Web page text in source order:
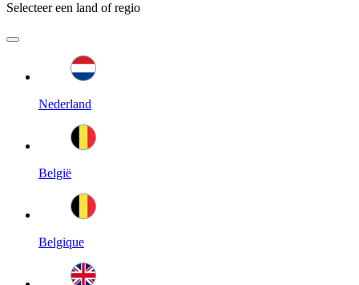
Selecteer een land of regio
Nederland
België
Belgique